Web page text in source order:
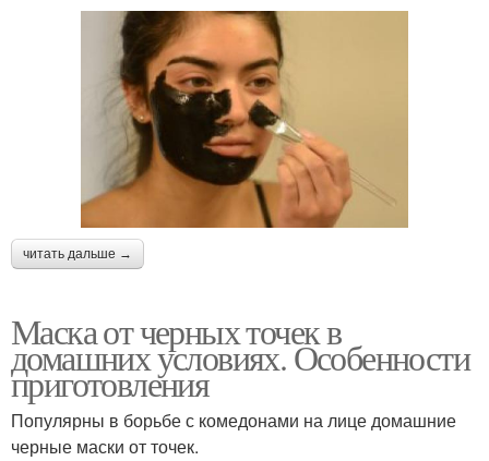
читать дальше →
Маска от черных точек в
домашних условиях. Особенности
приготовления
Популярны в борьбе с комедонами на лице домашние
черные маски от точек.